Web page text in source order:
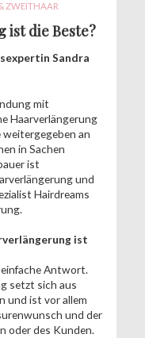
ZWEITHAAR
ist die Beste?
Sandra
mit
Haarverlängerung
weitergegeben an
in Sachen
ist
und
Hairdreams
ist
einfache Antwort.
setzt sich aus
und ist vor allem
und der
oder des Kunden.